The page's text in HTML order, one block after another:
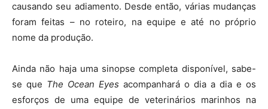
causando seu adiamento. Desde então, várias mudanças
foram feitas – no roteiro, na equipe e até no próprio
nome da produção.
Ainda não haja uma sinopse completa disponível, sabe-
se que The Ocean Eyes acompanhará o dia a dia e os
esforços de uma equipe de veterinários marinhos na